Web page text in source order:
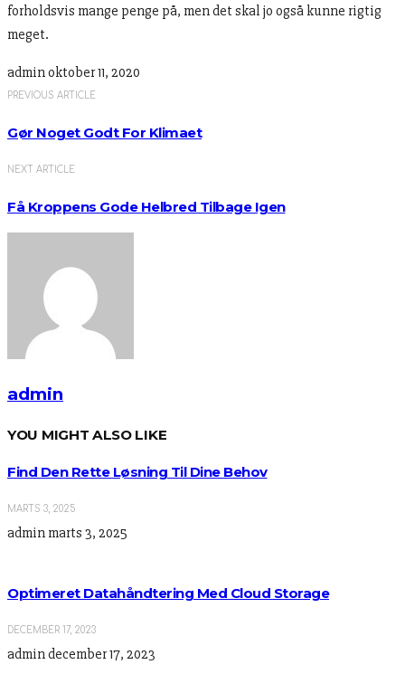
forholdsvis mange penge på, men det skal jo også kunne rigtig
meget.
adminoktober 11, 2020
PREVIOUS ARTICLE
Gør Noget Godt For Klimaet
NEXT ARTICLE
Få Kroppens Gode Helbred Tilbage Igen
admin
YOU MIGHT ALSO LIKE
Find Den Rette Løsning Til Dine Behov
MARTS 3, 2025
admin marts 3, 2025
Optimeret Datahåndtering Med Cloud Storage
DECEMBER 17, 2023
admindecember 17, 2023